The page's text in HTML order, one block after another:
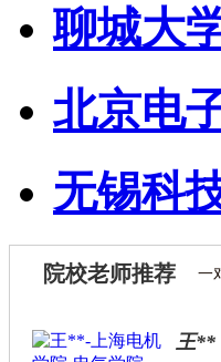
聊城大
北京电
无锡科
院校老师推荐 一
王**